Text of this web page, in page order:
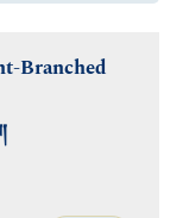
Branched